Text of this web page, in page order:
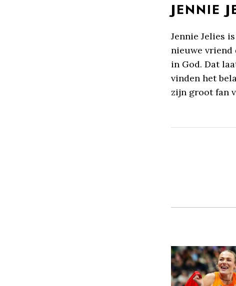
JENNIE
Jennie Jelies
nieuwe vriend
in God. Dat
vinden het
zijn groot fan